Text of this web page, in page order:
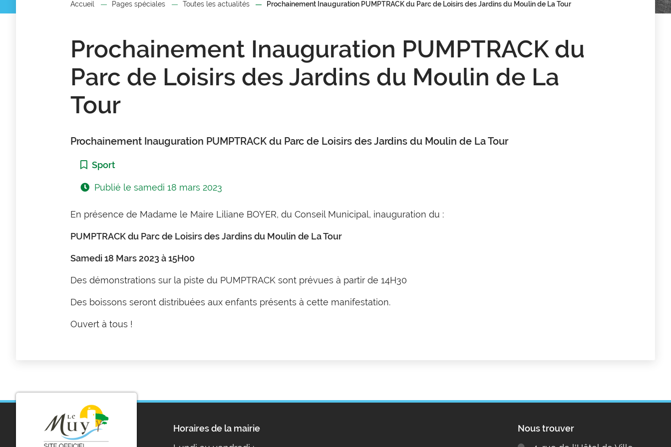
Accueil Pages spéciales Toutes les actualités Prochainement Inauguration PUMPTRACK du Parc de Loisirs des Jardins du Moulin de La Tour
Prochainement Inauguration PUMPTRACK du
Parc de Loisirs des Jardins du Moulin de La
Tour
Prochainement Inauguration PUMPTRACK du Parc de Loisirs des Jardins du Moulin de La Tour
Catégorie :
Sport
Publié lesamedi 18 mars 2023
En présence de Madame le Maire Liliane BOYER, du Conseil Municipal, inauguration du :
PUMPTRACK du Parc de Loisirs des Jardins du Moulin de La Tour
Samedi 18 Mars 2023 à 15H00
Des démonstrations sur la piste du PUMPTRACK sont prévues à partir de 14H30
Des boissons seront distribuées aux enfants présents à cette manifestation.
Ouvert à tous !
Horaires de la mairie
Nous trouver